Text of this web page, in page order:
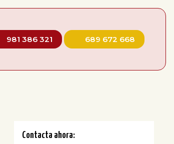
981 386 321 689 672 668
Contacta ahora: